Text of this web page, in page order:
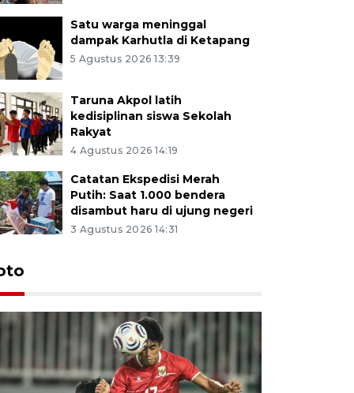
Satu warga meninggal
dampak Karhutla di Ketapang
5 Agustus 2026 13:39
Taruna Akpol latih
kedisiplinan siswa Sekolah
Rakyat
4 Agustus 2026 14:19
Catatan Ekspedisi Merah
Putih: Saat 1.000 bendera
disambut haru di ujung negeri
3 Agustus 2026 14:31